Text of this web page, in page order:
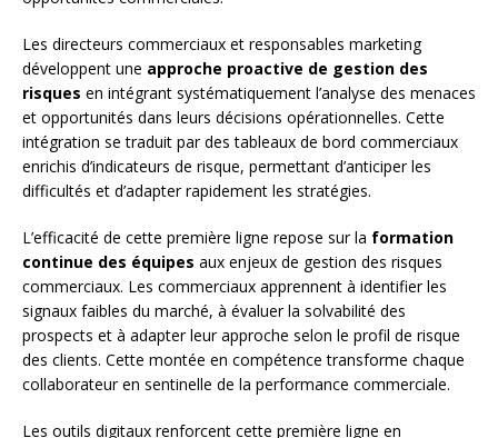
Les directeurs commerciaux et responsables marketing
développent une approche proactive de gestion des
risques en intégrant systématiquement l’analyse des menaces
et opportunités dans leurs décisions opérationnelles. Cette
intégration se traduit par des tableaux de bord commerciaux
enrichis d’indicateurs de risque, permettant d’anticiper les
difficultés et d’adapter rapidement les stratégies.
L’efficacité de cette première ligne repose sur la formation
continue des équipes aux enjeux de gestion des risques
commerciaux. Les commerciaux apprennent à identifier les
signaux faibles du marché, à évaluer la solvabilité des
prospects et à adapter leur approche selon le profil de risque
des clients. Cette montée en compétence transforme chaque
collaborateur en sentinelle de la performance commerciale.
Les outils digitaux renforcent cette première ligne en